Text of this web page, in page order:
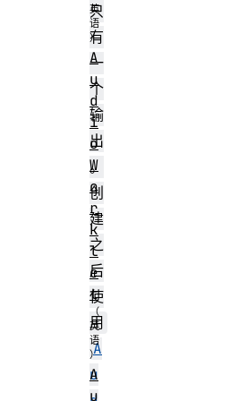
只
有
一
个
输
出
。
创
建
之
后
使
用
A
u
A
u
d
i
o
W
o
r
k
l
e
t
A
u